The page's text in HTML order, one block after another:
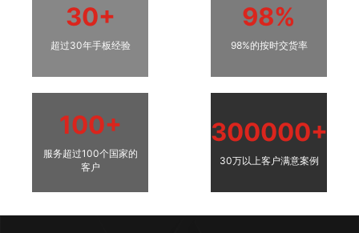
30+
超过30年手板经验
98%
98%的按时交货率
100+
服务超过100个国家的
客户
300000+
30万以上客户满意案例